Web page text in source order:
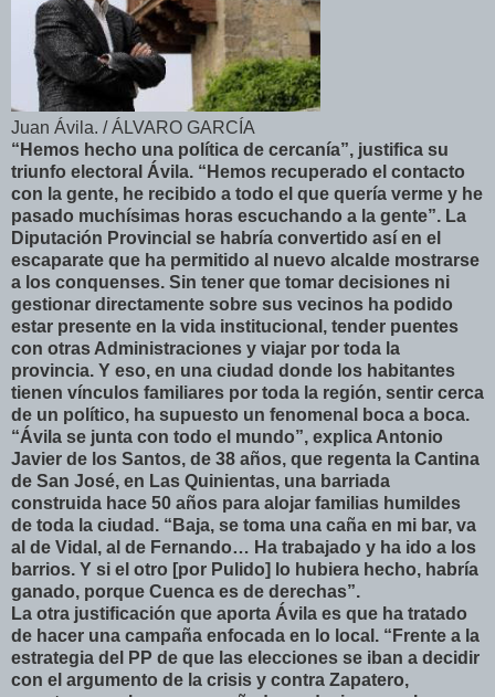
Juan Ávila. / ÁLVARO GARCÍA
“Hemos hecho una política de cercanía”, justifica su
triunfo electoral Ávila. “Hemos recuperado el contacto
con la gente, he recibido a todo el que quería verme y he
pasado muchísimas horas escuchando a la gente”. La
Diputación Provincial se habría convertido así en el
escaparate que ha permitido al nuevo alcalde mostrarse
a los conquenses. Sin tener que tomar decisiones ni
gestionar directamente sobre sus vecinos ha podido
estar presente en la vida institucional, tender puentes
con otras Administraciones y viajar por toda la
provincia. Y eso, en una ciudad donde los habitantes
tienen vínculos familiares por toda la región, sentir cerca
de un político, ha supuesto un fenomenal boca a boca.
“Ávila se junta con todo el mundo”, explica Antonio
Javier de los Santos, de 38 años, que regenta la Cantina
de San José, en Las Quinientas, una barriada
construida hace 50 años para alojar familias humildes
de toda la ciudad. “Baja, se toma una caña en mi bar, va
al de Vidal, al de Fernando… Ha trabajado y ha ido a los
barrios. Y si el otro [por Pulido] lo hubiera hecho, habría
ganado, porque Cuenca es de derechas”.
La otra justificación que aporta Ávila es que ha tratado
de hacer una campaña enfocada en lo local. “Frente a la
estrategia del PP de que las elecciones se iban a decidir
con el argumento de la crisis y contra Zapatero,